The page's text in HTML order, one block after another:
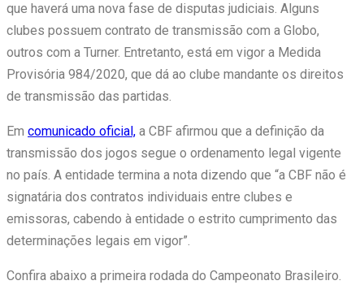
que haverá uma nova fase de disputas judiciais. Alguns
clubes possuem contrato de transmissão com a Globo,
outros com a Turner. Entretanto, está em vigor a Medida
Provisória 984/2020, que dá ao clube mandante os direitos
de transmissão das partidas.
Em comunicado oficial, a CBF afirmou que a definição da
transmissão dos jogos segue o ordenamento legal vigente
no país. A entidade termina a nota dizendo que “a CBF não é
signatária dos contratos individuais entre clubes e
emissoras, cabendo à entidade o estrito cumprimento das
determinações legais em vigor”.
Confira abaixo a primeira rodada do Campeonato Brasileiro.